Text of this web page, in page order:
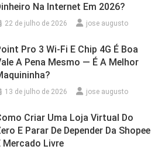
Na Internet Em 2026?
22 de julho de 2026 jose augusto
Pro 3 Wi‑Fi E Chip 4G É Boa
A Pena Mesmo — É A Melhor
13 de julho de 2026 jose augusto
Criar Uma Loja Virtual Do
E Parar De Depender Da Shopee
Mercado Livre